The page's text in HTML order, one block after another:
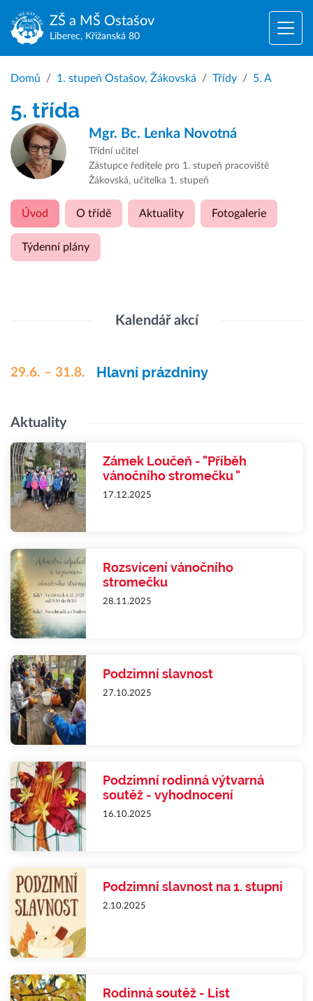
ZŠ a MŠ Ostašov
Liberec, Křižanská 80
Domů 1. stupeň Ostašov, Žákovská Třídy 5. A
5. třída
Mgr. Bc. Lenka Novotná
Třídní učitel
Zástupce ředitele pro 1. stupeň pracoviště
Žákovská, učitelka 1. stupeň
Úvod O třídě Aktuality Fotogalerie
Týdenní plány
Kalendář akcí
29.6. – 31.8. Hlavní prázdniny
Aktuality
Zámek Loučeň - "Příběh
vánočního stromečku "
17.12.2025
Rozsvícení vánočního
stromečku
28.11.2025
Podzimní slavnost
27.10.2025
Podzimní rodinná výtvarná
soutěž - vyhodnocení
16.10.2025
Podzimní slavnost na 1. stupni
2.10.2025
Rodinná soutěž - List